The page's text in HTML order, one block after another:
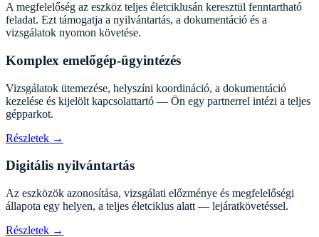
A megfelelőség az eszköz teljes életciklusán keresztül fenntartható
feladat. Ezt támogatja a nyilvántartás, a dokumentáció és a
vizsgálatok nyomon követése.
Komplex emelőgép-ügyintézés
Vizsgálatok ütemezése, helyszíni koordináció, a dokumentáció
kezelése és kijelölt kapcsolattartó — Ön egy partnerrel intézi a teljes
gépparkot.
Részletek →
Digitális nyilvántartás
Az eszközök azonosítása, vizsgálati előzménye és megfelelőségi
állapota egy helyen, a teljes életciklus alatt — lejáratkövetéssel.
Részletek →